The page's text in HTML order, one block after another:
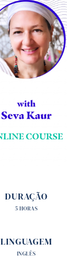
DURAÇÃO
5 HORAS
LINGUAGEM
INGLÊS